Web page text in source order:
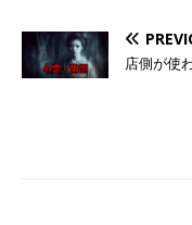
店側が使